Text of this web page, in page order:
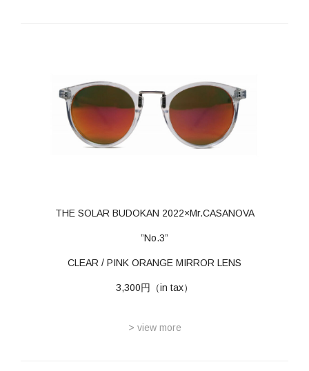
THE SOLAR BUDOKAN 2022×Mr.CASANOVA
”No.3”
CLEAR / PINK ORANGE MIRROR LENS
3,300円（in tax）
> view more